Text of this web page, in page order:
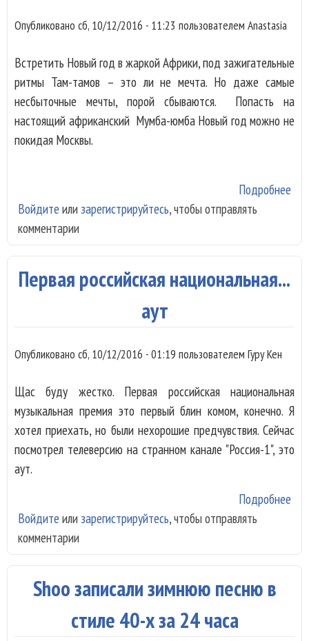
Опубликовано сб, 10/12/2016 - 11:23 пользователем Anastasia
Встретить Новый год в жаркой Африки, под зажигательные
ритмы Там-тамов – это ли не мечта. Но даже самые
несбыточные мечты, порой сбываются. Попасть на
настоящий африканский Мумба-юмба Новый год можно не
покидая Москвы.
Подробнее
Войдите или зарегистрируйтесь, чтобы отправлять
комментарии
Первая российская национальная...
аут
Опубликовано сб, 10/12/2016 - 01:19 пользователем Гуру Кен
Щас буду жестко. Первая российская национальная
музыкальная премия это первый блин комом, конечно. Я
хотел приехать, но были нехорошие предчувствия. Сейчас
посмотрел телеверсию на странном канале "Россия-1", это
аут.
Подробнее
Войдите или зарегистрируйтесь, чтобы отправлять
комментарии
Shoo записали зимнюю песню в
стиле 40-х за 24 часа